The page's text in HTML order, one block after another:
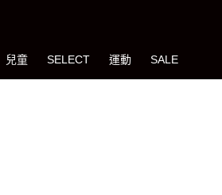
兒童 SELECT 運動 SALE